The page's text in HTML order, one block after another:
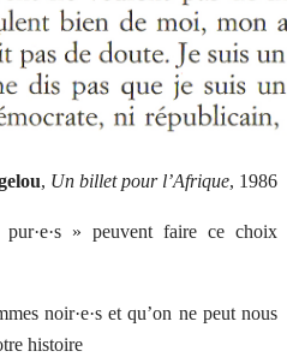
, Un billet pour l’Afrique, 1986
pur·e·s » peuvent faire ce choix
noir·e·s et qu’on ne peut nous
histoire